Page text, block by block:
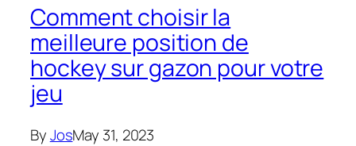
Comment choisir la
meilleure position de
hockey sur gazon pour votre
jeu
ByJosMay 31, 2023